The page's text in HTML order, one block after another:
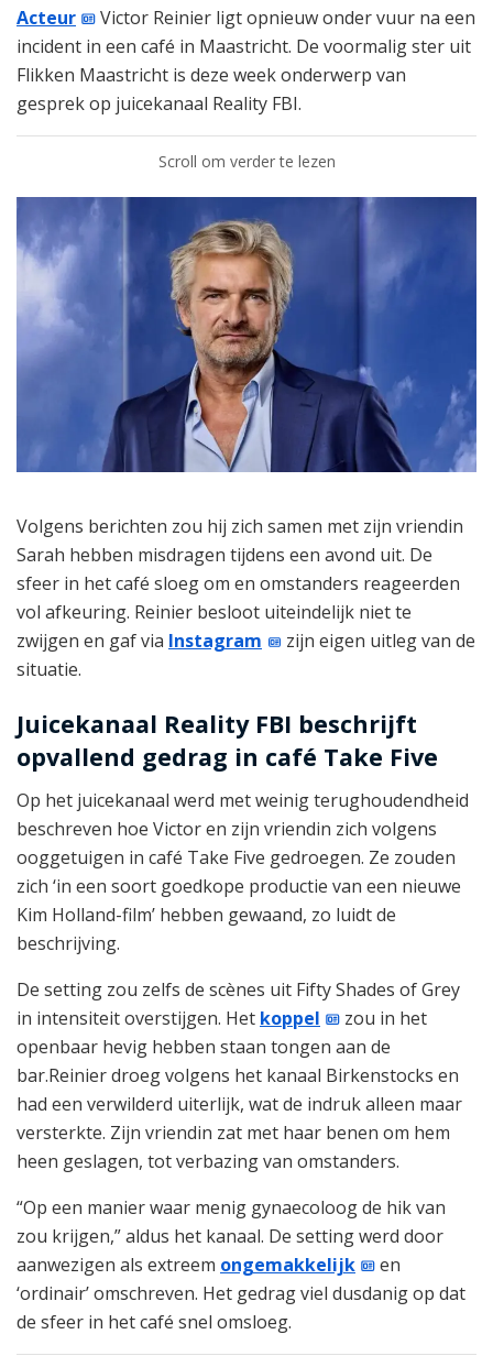
Acteur
Victor Reinier ligt opnieuw onder vuur na een
incident in een café in Maastricht. De voormalig ster uit
Flikken Maastricht is deze week onderwerp van
gesprek op juicekanaal Reality FBI.
Scroll om verder te lezen
Volgens berichten zou hij zich samen met zijn vriendin
Sarah hebben misdragen tijdens een avond uit. De
sfeer in het café sloeg om en omstanders reageerden
vol afkeuring. Reinier besloot uiteindelijk niet te
zwijgen en gaf via Instagram
zijn eigen uitleg van de
situatie.
Juicekanaal Reality FBI beschrijft
opvallend gedrag in café Take Five
Op het juicekanaal werd met weinig terughoudendheid
beschreven hoe Victor en zijn vriendin zich volgens
ooggetuigen in café Take Five gedroegen. Ze zouden
zich ‘in een soort goedkope productie van een nieuwe
Kim Holland-film’ hebben gewaand, zo luidt de
beschrijving.
De setting zou zelfs de scènes uit Fifty Shades of Grey
in intensiteit overstijgen. Het koppel
zou in het
openbaar hevig hebben staan tongen aan de
bar.Reinier droeg volgens het kanaal Birkenstocks en
had een verwilderd uiterlijk, wat de indruk alleen maar
versterkte. Zijn vriendin zat met haar benen om hem
heen geslagen, tot verbazing van omstanders.
“Op een manier waar menig gynaecoloog de hik van
zou krijgen,” aldus het kanaal. De setting werd door
aanwezigen als extreem ongemakkelijk
en
‘ordinair’ omschreven. Het gedrag viel dusdanig op dat
de sfeer in het café snel omsloeg.